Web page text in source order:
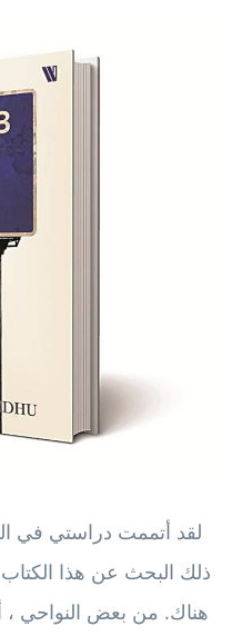
لقد أتممت دراستي في
ذلك البحث عن هذا
هناك. من بعض النواحي ،